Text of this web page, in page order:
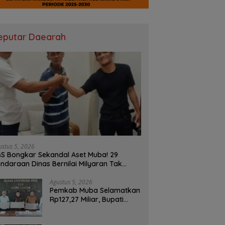
Daearah
5, 2026
Bongkar Sekandal Aset Muba! 29
Dinas Bernilai Milyaran Tak
Agustus 5, 2026
Pemkab Muba Selamatkan
Rp127,27 Miliar, Bupati